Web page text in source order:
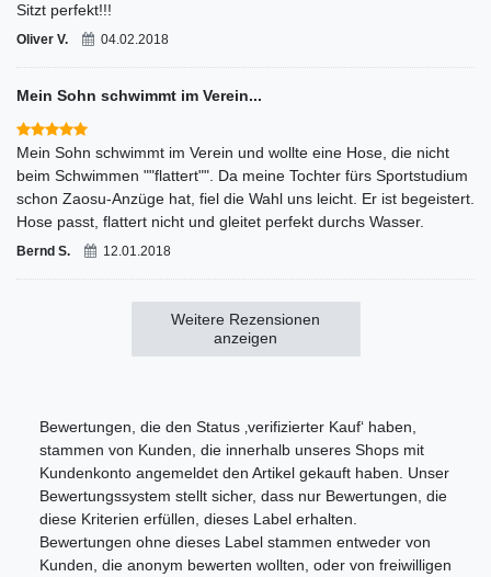
Sitzt perfekt!!!
Oliver V. 04.02.2018
Mein Sohn schwimmt im Verein...
Mein Sohn schwimmt im Verein und wollte eine Hose, die nicht
beim Schwimmen ""flattert"". Da meine Tochter fürs Sportstudium
schon Zaosu-Anzüge hat, fiel die Wahl uns leicht. Er ist begeistert.
Hose passt, flattert nicht und gleitet perfekt durchs Wasser.
Bernd S. 12.01.2018
Weitere Rezensionen
anzeigen
Bewertungen, die den Status ‚verifizierter Kauf‘ haben,
stammen von Kunden, die innerhalb unseres Shops mit
Kundenkonto angemeldet den Artikel gekauft haben. Unser
Bewertungssystem stellt sicher, dass nur Bewertungen, die
diese Kriterien erfüllen, dieses Label erhalten.
Bewertungen ohne dieses Label stammen entweder von
Kunden, die anonym bewerten wollten, oder von freiwilligen